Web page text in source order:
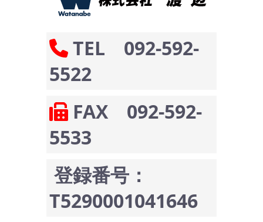
TEL 092-592-
5522
FAX 092-592-
5533
登録番号：
T5290001041646